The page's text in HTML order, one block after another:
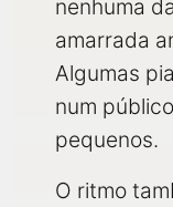
nenhuma
amarrada
Algumas
num
pequenos.
O ritmo